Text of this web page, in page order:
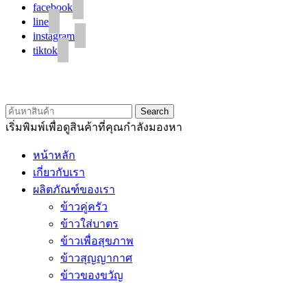
facebook
line
instagram
tiktok
Search
เริ่มพิมพ์เพื่อดูสินค้าที่คุณกำลังมองหา
หน้าหลัก
เกี่ยวกับเรา
ผลิตภัณฑ์ของเรา
ข้าวคู่ครัว
ข้าวใส่บาตร
ข้าวเพื่อสุขภาพ
ข้าวสุญญากาศ
ข้าวของขวัญ